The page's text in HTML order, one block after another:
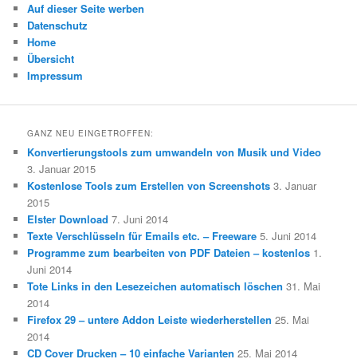
Auf dieser Seite werben
Datenschutz
Home
Übersicht
Impressum
GANZ NEU EINGETROFFEN:
Konvertierungstools zum umwandeln von Musik und Video
3. Januar 2015
Kostenlose Tools zum Erstellen von Screenshots 3. Januar
2015
Elster Download 7. Juni 2014
Texte Verschlüsseln für Emails etc. – Freeware 5. Juni 2014
Programme zum bearbeiten von PDF Dateien – kostenlos 1.
Juni 2014
Tote Links in den Lesezeichen automatisch löschen 31. Mai
2014
Firefox 29 – untere Addon Leiste wiederherstellen 25. Mai
2014
CD Cover Drucken – 10 einfache Varianten 25. Mai 2014